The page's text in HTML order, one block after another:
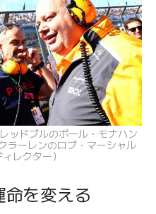
ドブルのポール・モナハン
ラーレンのロブ・マーシャル
レクター）
を変える